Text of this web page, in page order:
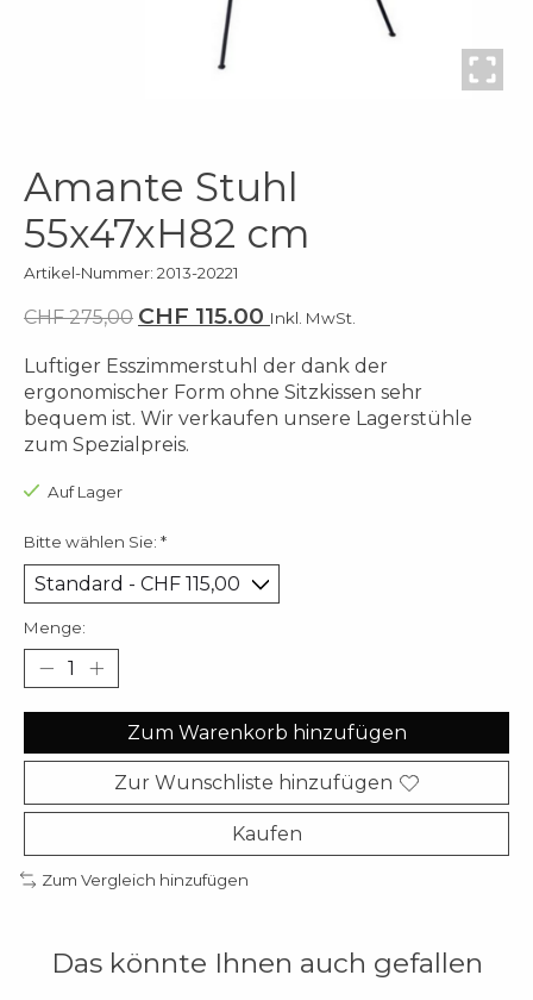
Amante Stuhl
55x47xH82 cm
Artikel-Nummer: 2013-20221
CHF 275,00 CHF 115.00 Inkl. MwSt.
Luftiger Esszimmerstuhl der dank der
ergonomischer Form ohne Sitzkissen sehr
bequem ist. Wir verkaufen unsere Lagerstühle
zum Spezialpreis.
Auf Lager
Bitte wählen Sie: *
Menge:
Zum Warenkorb hinzufügen
Zur Wunschliste hinzufügen
Kaufen
Zum Vergleich hinzufügen
Das könnte Ihnen auch gefallen